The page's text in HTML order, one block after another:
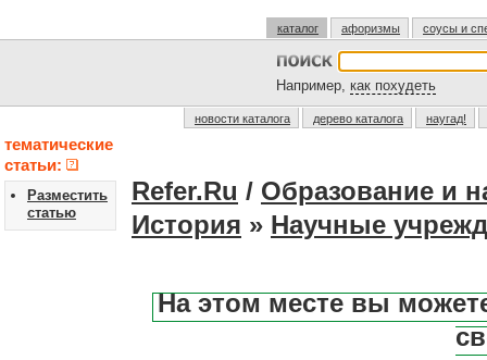
каталог афоризмы соусы и
Например, как похудеть
новости каталога дерево каталога наугад!
тематические
статьи:
Разместить
статью
Refer.Ru / Образование и
История » Научные
На этом месте вы